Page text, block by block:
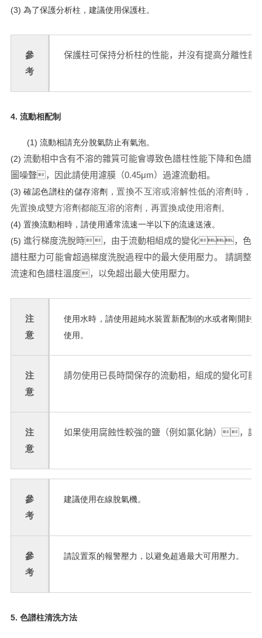
(3) 為了保護分析柱，建議使用保護柱。
參
考
保護柱可保持分析柱的性能，并沒有提高分離
4. 流動相配制
(1) 流動相請充分脫氣防止有氣泡。
(2) 流動相中含有不溶的雜質可能會導致色譜柱性能下降和色譜
圖噪聲，因此請使用濾膜（0.45μm）過濾流動相。
(3) 確認色譜柱的儲存溶劑，置換不互溶或溶解性低的溶劑時 ，
先置換成雙方溶劑都能互溶的溶劑 ，再置換成使用溶劑 。
(4) 置換流動相時，請使用通常流速一半以下的流速送液。
(5) 進行梯度洗脫時，由于流動相組成的變化，色
譜柱壓力可能會超過梯度洗脫過程中的最大使用壓力。
請調整
流速和色譜柱溫度，以免超出最大使用壓力。
注
意
使用水時，請使用超純水裝置新配制的水或者剛開
使用。
注
意
請勿使用已長時間保存的流動相， 組成的變化可
注
意
如果使用腐蝕性較強的鹽（例如氯化鈉）
參
考
建議使用在線脫氣機。
參
考
請設置泵的報警壓力，以避免超過最大可用壓力。
5. 色譜柱清洗方法